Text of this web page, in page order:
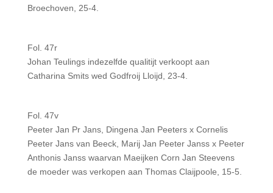
Broechoven, 25-4.
Fol. 47r
Johan Teulings indezelfde qualitijt verkoopt aan
Catharina Smits wed Godfroij Lloijd, 23-4.
Fol. 47v
Peeter Jan Pr Jans, Dingena Jan Peeters x Cornelis
Peeter Jans van Beeck, Marij Jan Peeter Janss x Peeter
Anthonis Janss waarvan Maeijken Corn Jan Steevens
de moeder was verkopen aan Thomas Claijpoole, 15-5.